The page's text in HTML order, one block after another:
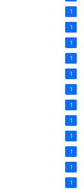
1
1
1
1
1
1
1
1
1
1
1
1